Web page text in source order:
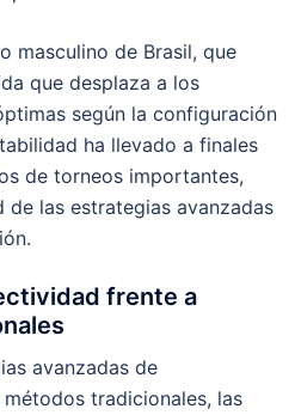
masculino de Brasil, que
que desplaza a los
según la configuración
ha llevado a finales
de torneos importantes,
las estrategias avanzadas
frente a
avanzadas de
tradicionales, las